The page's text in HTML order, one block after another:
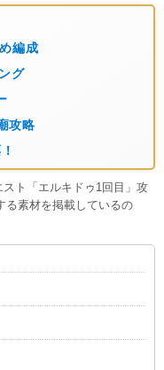
編成
グ
攻略
ト「エルキドゥ1回目」攻
る素材を掲載しているの